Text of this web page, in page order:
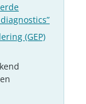
(GEP)